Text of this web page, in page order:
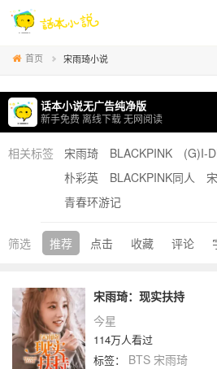
首页 宋雨琦小说
话本小说无广告纯净版
新手免费 离线下载 无网阅读
相关标签 宋雨琦 BLACKPINK (G)I-
朴彩英
BLACKPINK同人
青春环游记
筛选 推荐 点击 收藏 评论
宋雨琦：现实扶持
今星
114万人看过
标签： BTS 宋雨琦